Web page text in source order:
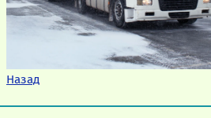
Назад